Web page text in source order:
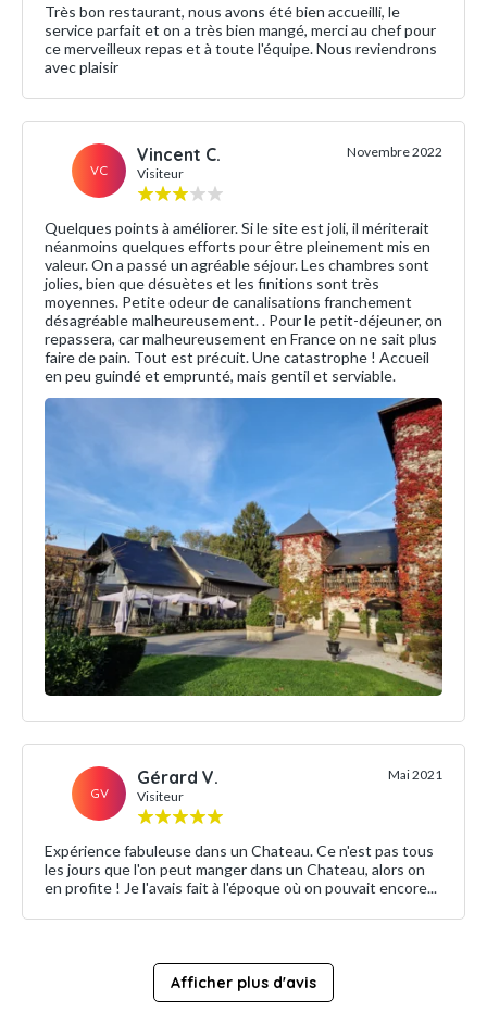
Très bon restaurant, nous avons été bien accueilli, le
service parfait et on a très bien mangé, merci au chef pour
ce merveilleux repas et à toute l'équipe. Nous reviendrons
avec plaisir
VC
Vincent C.
Visiteur
Novembre 2022
Quelques points à améliorer. Si le site est joli, il mériterait
néanmoins quelques efforts pour être pleinement mis en
valeur. On a passé un agréable séjour. Les chambres sont
jolies, bien que désuètes et les finitions sont très
moyennes. Petite odeur de canalisations franchement
désagréable malheureusement. . Pour le petit-déjeuner, on
repassera, car malheureusement en France on ne sait plus
faire de pain. Tout est précuit. Une catastrophe ! Accueil
en peu guindé et emprunté, mais gentil et serviable.
GV
Gérard V.
Visiteur
Mai 2021
Expérience fabuleuse dans un Chateau. Ce n'est pas tous
les jours que l'on peut manger dans un Chateau, alors on
en profite ! Je l'avais fait à l'époque où on pouvait encore...
Afficher plus d'avis